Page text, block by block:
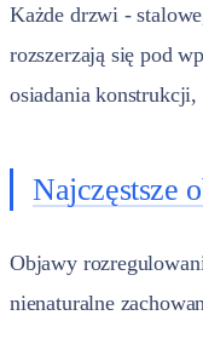
Każde drzwi -
rozszerzają się pod
osiadania
Najczęstsze
Objawy
nienaturalne